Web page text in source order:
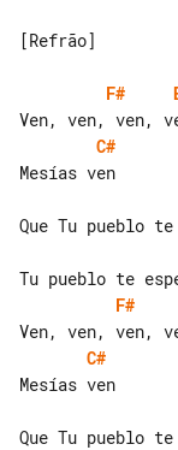
[Refrão]
F#
C#
F#
C#